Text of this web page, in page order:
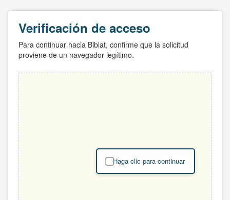
Verificación de acceso
Para continuar hacia Biblat, confirme que la solicitud
proviene de un navegador legítimo.
Haga clic para continuar